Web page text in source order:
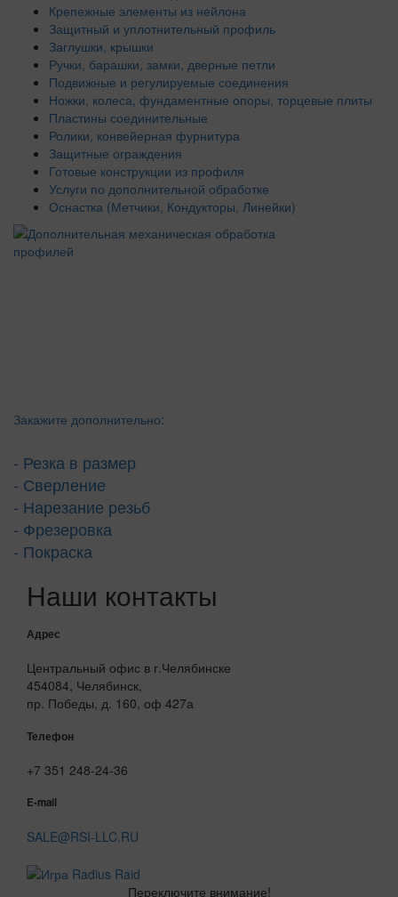
Крепежные элементы из нейлона
Защитный и уплотнительный профиль
Заглушки, крышки
Ручки, барашки, замки, дверные петли
Подвижные и регулируемые соединения
Ножки, колеса, фундаментные опоры, торцевые плиты
Пластины соединительные
Ролики, конвейерная фурнитура
Защитные ограждения
Готовые конструкции из профиля
Услуги по дополнительной обработке
Оснастка (Метчики, Кондукторы, Линейки)
Закажите дополнительно:
- Резка в размер
- Сверление
- Нарезание резьб
- Фрезеровка
- Покраска
Наши контакты
Адрес
Центральный офис в г.Челябинске
454084, Челябинск,
пр. Победы, д. 160, оф 427а
Телефон
+7 351 248-24-36
E-mail
SALE@RSI-LLC.RU
Переключите внимание!